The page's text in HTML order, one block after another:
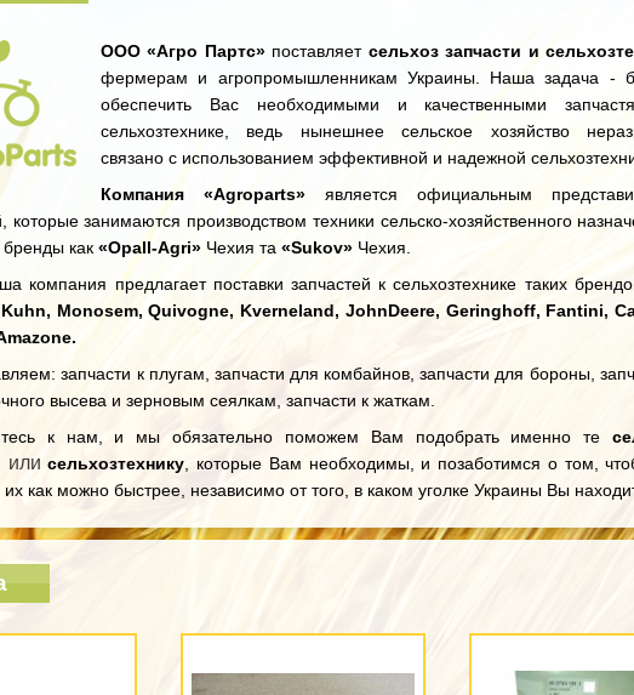
ООО «Агро Партс»поставляет сельхоз запчасти и
фермерам и агропромышленникам Украины. Наша задача -
обеспечить Вас необходимыми и качественными
сельхозтехнике, ведь нынешнее сельское хозяйство
связано с использованием эффективной и надежной
Компания «Agroparts» является официальным
которые занимаются производством техники сельско-хозяйственного
бренды как «Opall-Agri» Чехия та «Sukov» Чехия.
компания предлагает поставки запчастей к сельхозтехнике таких
Monosem, Quivogne, Kverneland, JohnDeere, Geringhoff, Fantini,
запчасти к плугам, запчасти для комбайнов, запчасти для бороны,
высева и зерновым сеялкам, запчасти к жаткам.
к нам, и мы обязательно поможем Вам подобрать именно те
илисельхозтехнику , которые Вам необходимы, и позаботимся о том,
как можно быстрее, независимо от того, в каком уголке Украины Вы